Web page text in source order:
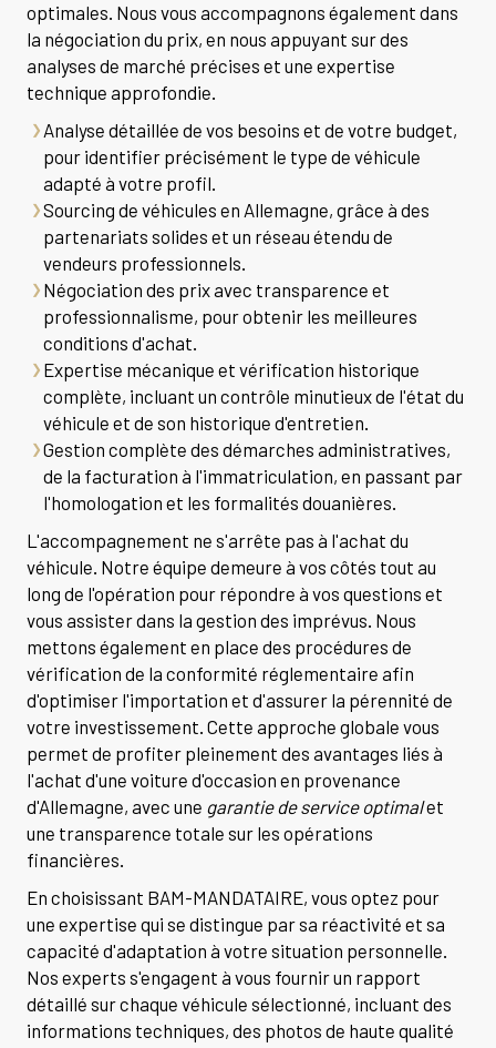
optimales. Nous vous accompagnons également dans
la négociation du prix, en nous appuyant sur des
analyses de marché précises et une expertise
technique approfondie.
Analyse détaillée de vos besoins et de votre budget,
pour identifier précisément le type de véhicule
adapté à votre profil.
Sourcing de véhicules en Allemagne, grâce à des
partenariats solides et un réseau étendu de
vendeurs professionnels.
Négociation des prix avec transparence et
professionnalisme, pour obtenir les meilleures
conditions d'achat.
Expertise mécanique et vérification historique
complète, incluant un contrôle minutieux de l'état du
véhicule et de son historique d'entretien.
Gestion complète des démarches administratives,
de la facturation à l'immatriculation, en passant par
l'homologation et les formalités douanières.
L'accompagnement ne s'arrête pas à l'achat du
véhicule. Notre équipe demeure à vos côtés tout au
long de l'opération pour répondre à vos questions et
vous assister dans la gestion des imprévus. Nous
mettons également en place des procédures de
vérification de la conformité réglementaire afin
d'optimiser l'importation et d'assurer la pérennité de
votre investissement. Cette approche globale vous
permet de profiter pleinement des avantages liés à
l'achat d'une voiture d'occasion en provenance
d'Allemagne, avec une garantie de service optimalet
une transparence totale sur les opérations
financières.
En choisissant BAM-MANDATAIRE, vous optez pour
une expertise qui se distingue par sa réactivité et sa
capacité d'adaptation à votre situation personnelle.
Nos experts s'engagent à vous fournir un rapport
détaillé sur chaque véhicule sélectionné, incluant des
informations techniques, des photos de haute qualité